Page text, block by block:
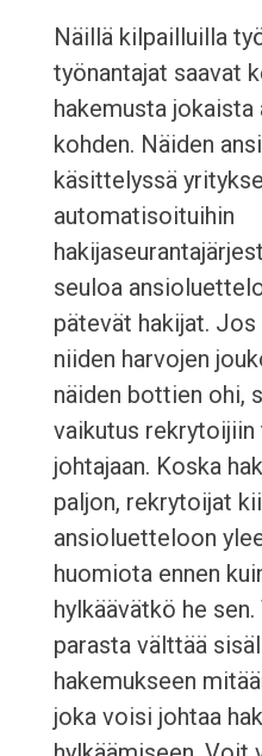
Näillä kilpailluilla
työnantajat saavat
hakemusta
kohden. Näiden
käsittelyssä
automatisoituihin
seuloa
pätevät hakijat.
niiden harvojen
näiden bottien ohi,
vaikutus rekrytoijiin
johtajaan. Koska
paljon, rekrytoijat
ansioluetteloon
huomiota ennen
hylkäävätkö he
parasta välttää
hakemukseen
joka voisi johtaa